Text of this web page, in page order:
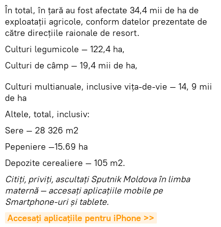
În total, în țară au fost afectate 34,4 mii de ha de
exploatații agricole, conform datelor prezentate de
către direcţiile raionale de resort.
Culturi legumicole — 122,4 ha,
Culturi de câmp — 19,4 mii de ha,
Culturi multianuale, inclusive vița-de-vie — 14, 9 mii
de ha
Altele, total, inclusiv:
Sere — 28 326 m2
Pepeniere —15.69 ha
Depozite cerealiere — 105 m2.
Citiţi, priviţi, ascultaţi Sputnik Moldova în limba
maternă — accesaţi aplicaţiile mobile pe
Smartphone-uri şi tablete.
Accesaţi aplicaţiile pentru iPhone >>